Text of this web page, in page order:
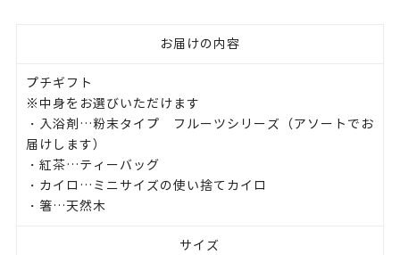
お届けの内容
プチギフト
※中身をお選びいただけます
・入浴剤…粉末タイプ フルーツシリーズ（アソートでお
届けします）
・紅茶…ティーバッグ
・カイロ…ミニサイズの使い捨てカイロ
・箸…天然木
サイズ